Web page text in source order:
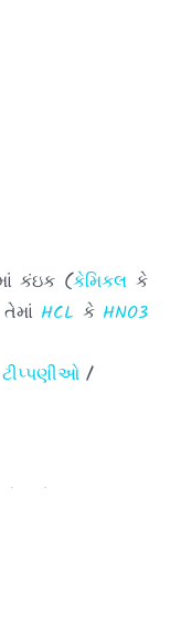
કંઇક (કેમિકલ કે
HCL કે HNO3
ટીપ્પણીઓ /
પોસ્ટ